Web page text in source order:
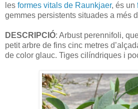
les formes vitals de Raunkjaer, és un
gemmes persistents situades a més
DESCRIPCIÓ: Arbust perennifoli,
petit arbre de fins cinc metres
de color glauc. Tiges cilíndriques i